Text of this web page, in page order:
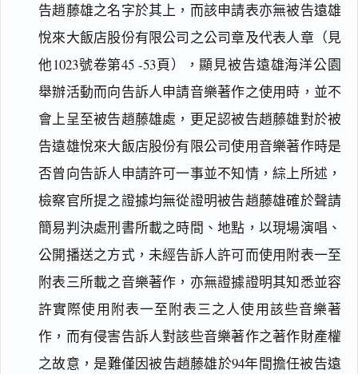
告趙藤雄之名字於其上，而該申請表亦無被告遠雄
悅來大飯店股份有限公司之公司章及代表人章（見
他1023號卷第45 -53頁），顯見被告遠雄海洋公園
舉辦活動而向告訴人申請音樂著作之使用時，並不
會上呈至被告趙藤雄處，更足認被告趙藤雄對於被
告遠雄悅來大飯店股份有限公司使用音樂著作時是
否曾向告訴人申請許可一事並不知情，綜上所述，
檢察官所提之證據均無從證明被告趙藤雄確於聲請
簡易判決處刑書所載之時間、地點，以現場演唱、
公開播送之方式，未經告訴人許可而使用附表一至
附表三所載之音樂著作，亦無證據證明其知悉並容
許實際使用附表一至附表三之人使用該些音樂著
作，而有侵害告訴人對該些音樂著作之著作財產權
之故意，是難僅因被告趙藤雄於94年間擔任被告遠